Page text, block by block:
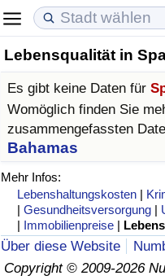
Lebensqualität in
Es gibt keine Daten für
Womöglich finden Sie
zusammengefassten
Bahamas
Mehr Infos:
Lebenshaltungskosten |
|Gesundheitsversorgung |
| Immobilienpreise |
Über diese Website
Copyright © 2009-2026
Lebenshaltungskosten
Lebenshaltungskosten-
Lebenshaltungskosten-
Lebenshaltungskosten-
in Akaba
Immobilienpreise
Immobilienpreis-Index
Immobilienpreis-Index
Immobilienpreis-Index
Lebensqualität
Lebensqualität-Index
Lebensqualität-Index
Lebensqualitätsindex
Kriminalität
Kriminalitäts-Index